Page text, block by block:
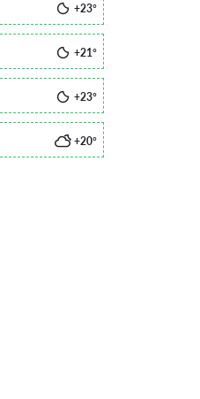
+23°
+21°
+23°
+20°